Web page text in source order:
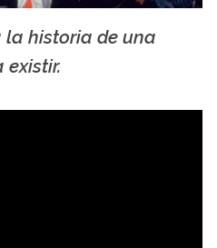
la historia de una
existir.